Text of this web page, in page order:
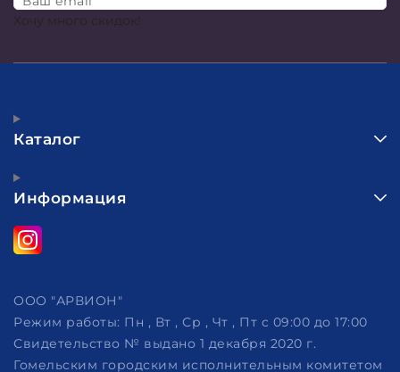
Хочу много скидок!
Каталог
Информация
ООО "АРВИОН"
Режим работы: Пн , Вт , Ср , Чт , Пт c 09:00 до 17:00
Свидетельство № выдано 1 декабря 2020 г.
Гомельским городским исполнительным комитетом